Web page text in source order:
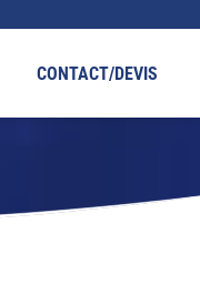
CONTACT/DEVIS